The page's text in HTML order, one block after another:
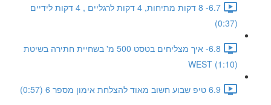
6.7- 8 דקות מתיחות, 4 דקות לרגליים , 4 דקות לידיים
(0:37)
6.8- איך מצליחים בטסט 500 מ' בשחיית חתירה בשיטת
WEST (1:10)
6.9 טיפ שבוע חשוב מאוד להצלחת אימון מספר 6 (0:57)